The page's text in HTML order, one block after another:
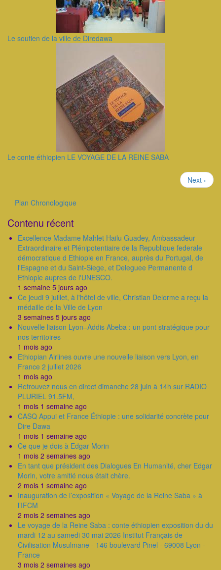
Le soutien de la ville de Diredawa
Le conte éthiopien LE VOYAGE DE LA REINE SABA
Page
suivante
Next ›
Plan Chronologique
Contenu récent
Excellence Madame Mahlet Hailu Guadey, Ambassadeur
Extraordinaire et Plénipotentiaire de la Republique federale
démocratique d Ethiopie en France, auprès du Portugal, de
l'Espagne et du Saint-Siege, et Deleguee Permanente d
Ethiopie aupres de l'UNESCO.
1 semaine 5 jours ago
Ce jeudi 9 juillet, à l'hôtel de ville, Christian Delorme a reçu la
médaille de la Ville de Lyon
3 semaines 5 jours ago
Nouvelle liaison Lyon–Addis Abeba : un pont stratégique pour
nos territoires
1 mois ago
Ethiopian Airlines ouvre une nouvelle liaison vers Lyon, en
France 2 juillet 2026
1 mois ago
Retrouvez nous en direct dimanche 28 juin à 14h sur RADIO
PLURIEL 91.5FM,
1 mois 1 semaine ago
CASQ Appui et France Éthiopie : une solidarité concrète pour
Dire Dawa
1 mois 1 semaine ago
Ce que je dois à Edgar Morin
1 mois 2 semaines ago
En tant que président des Dialogues En Humanité, cher Edgar
Morin, votre amitié nous était chère.
2 mois 1 semaine ago
Inauguration de l’exposition « Voyage de la Reine Saba » à
l’IFCM
2 mois 2 semaines ago
Le voyage de la Reine Saba : conte éthiopien exposition du du
mardi 12 au samedi 30 mai 2026 Institut Français de
Civilisation Musulmane - 146 boulevard Pinel - 69008 Lyon -
France
3 mois 2 semaines ago